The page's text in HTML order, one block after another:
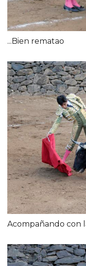
...Bien rematao
Acompañando con